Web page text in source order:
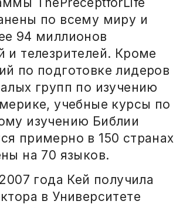
по всему миру и
94 миллионов
и телезрителей. Кроме
по подготовке лидеров
групп по изучению
учебные курсы по
изучению Библии
примерно в 150 странах
на 70 языков.
года Кей получила
в Университете